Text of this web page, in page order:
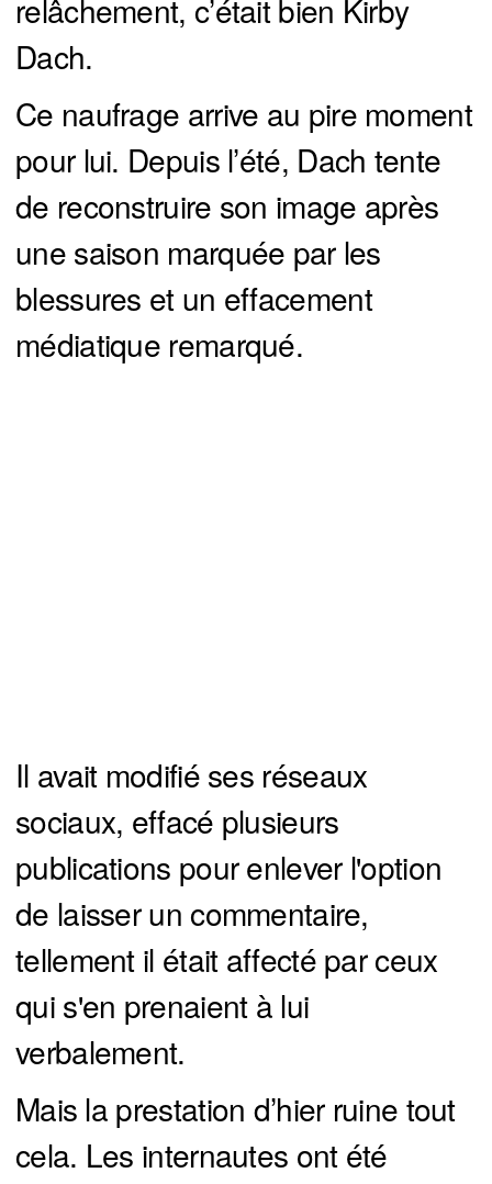
relâchement, c’était bien Kirby
Dach.
Ce naufrage arrive au pire moment
pour lui. Depuis l’été, Dach tente
de reconstruire son image après
une saison marquée par les
blessures et un effacement
médiatique remarqué.
Il avait modifié ses réseaux
sociaux, effacé plusieurs
publications pour enlever l'option
de laisser un commentaire,
tellement il était affecté par ceux
qui s'en prenaient à lui
verbalement.
Mais la prestation d’hier ruine tout
cela. Les internautes ont été